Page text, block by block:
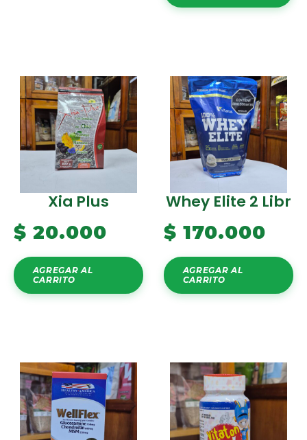
Xia Plus
$ 20.000
AGREGAR AL
CARRITO
Whey Elite 2 Libr
$ 170.000
AGREGAR AL
CARRITO